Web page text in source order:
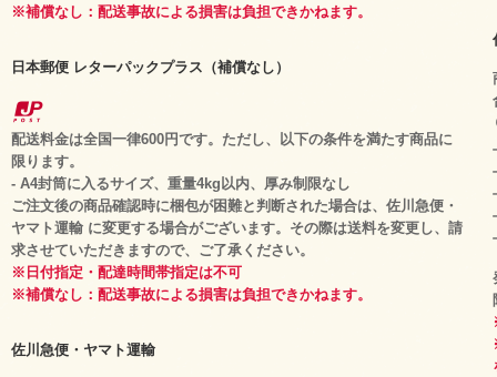
※補償なし：配送事故による損害は負担できかねます。
日本郵便 レターパックプラス（補償なし）
配送料金は全国一律600円です。ただし、以下の条件を満たす商品に
限ります。
- A4封筒に入るサイズ、重量4kg以内、厚み制限なし
ご注文後の商品確認時に梱包が困難と判断された場合は、佐川急便・
ヤマト運輸 に変更する場合がございます。その際は送料を変更し、請
求させていただきますので、ご了承ください。
※日付指定・配達時間帯指定は不可
※補償なし：配送事故による損害は負担できかねます。
佐川急便・ヤマト運輸